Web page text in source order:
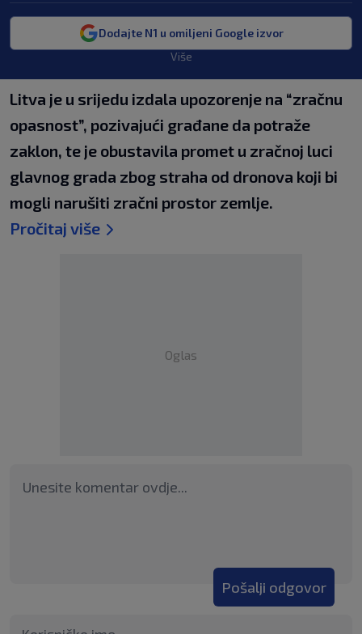
Dodajte N1 u omiljeni Google izvor
Više
Litva je u srijedu izdala upozorenje na “zračnu
opasnost”, pozivajući građane da potraže
zaklon, te je obustavila promet u zračnoj luci
glavnog grada zbog straha od dronova koji bi
mogli narušiti zračni prostor zemlje.
Pročitaj više
Oglas
Pošalji odgovor